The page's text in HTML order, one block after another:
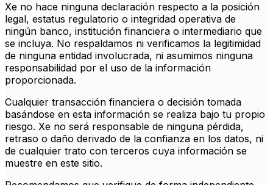
Xe no hace ninguna declaración respecto a la posición
legal, estatus regulatorio o integridad operativa de
ningún banco, institución financiera o intermediario que
se incluya. No respaldamos ni verificamos la legitimidad
de ninguna entidad involucrada, ni asumimos ninguna
responsabilidad por el uso de la información
proporcionada.
Cualquier transacción financiera o decisión tomada
basándose en esta información se realiza bajo tu propio
riesgo. Xe no será responsable de ninguna pérdida,
retraso o daño derivado de la confianza en los datos, ni
de cualquier trato con terceros cuya información se
muestre en este sitio.